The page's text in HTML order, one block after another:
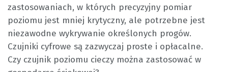
zastosowaniach, w których precyzyjny pomiar
poziomu jest mniej krytyczny, ale potrzebne jest
niezawodne wykrywanie określonych progów.
Czujniki cyfrowe są zazwyczaj proste i opłacalne.
Czy czujnik poziomu cieczy można zastosować w